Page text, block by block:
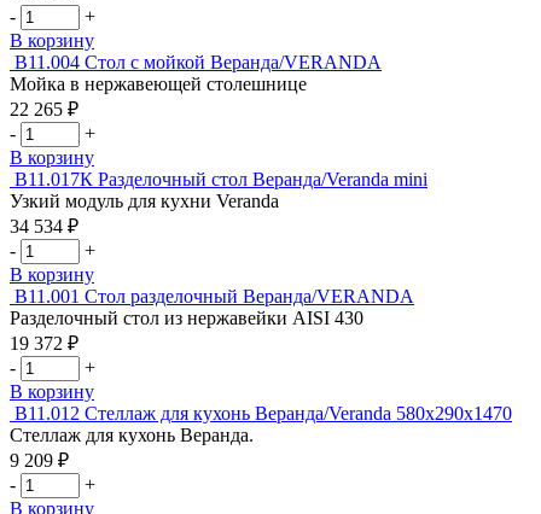
шкаф
Веранда/VERANDA
Количество
товара
Стол
разделочный
с
обшивкой
Веранда/VERANDA
-
+
В корзину
В11.004 Стол с мойкой Веранда/VERANDA
Мойка в нержавеющей столешнице
22 265 ₽
Количество
товара
Стол
с
мойкой
Веранда/VERANDA
-
+
В корзину
В11.017К Разделочный стол Веранда/Veranda mini
Узкий модуль для кухни Veranda
34 534 ₽
Количество
товара
Разделочный
стол
Веранда/Veranda
mini
-
+
В корзину
В11.001 Стол разделочный Веранда/VERANDA
Разделочный стол из нержавейки AISI 430
19 372 ₽
Количество
товара
Стол
разделочный
Веранда/VERANDA
-
+
В корзину
В11.012 Стеллаж для кухонь Веранда/Veranda 580х290х1470
Стеллаж для кухонь Веранда.
9 209 ₽
Количество
товара
-
+
В корзину